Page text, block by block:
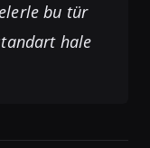
bu tür
hale